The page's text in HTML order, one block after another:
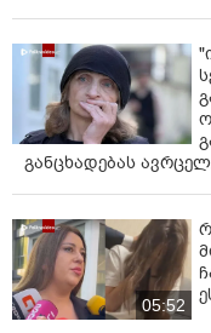
განცხადებას
05:52